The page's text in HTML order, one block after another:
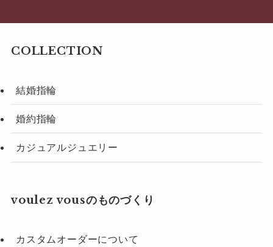
COLLECTION
結婚指輪
婚約指輪
カジュアルジュエリー
voulez vousのものづくり
カスタムオーダーについて